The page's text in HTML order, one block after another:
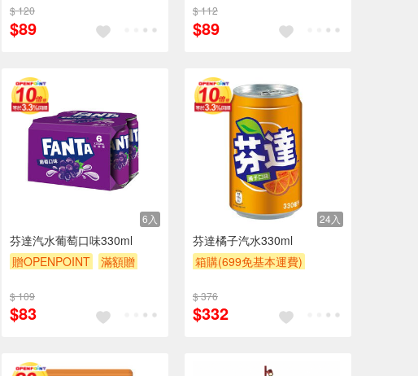
$ 120
$89
$ 112
$89
6入
芬達汽水葡萄口味330ml
贈OPENPOINT
滿額贈
$ 109
$83
24入
芬達橘子汽水330ml
箱購(699免基本運費)
贈$200
$ 376
$332